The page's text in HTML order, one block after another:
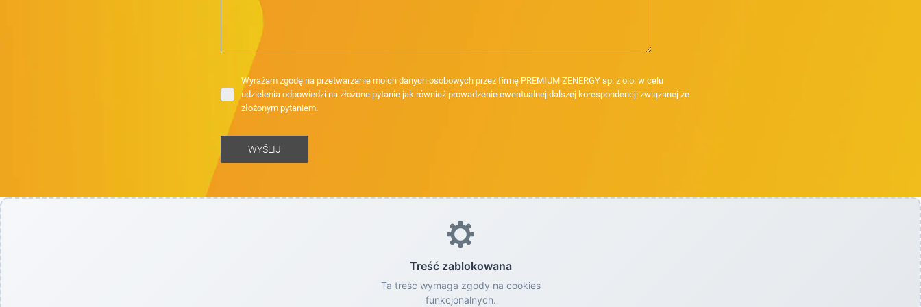
Wyrażam zgodę na przetwarzanie moich danych osobowych przez firmę PREMIUM ZENERGY sp. z o.o. w celu
udzielenia odpowiedzi na złożone pytanie jak również prowadzenie ewentualnej dalszej korespondencji związanej ze
złożonym pytaniem.
WYŚLIJ
Treść zablokowana
Ta treść wymaga zgody na cookies
funkcjonalnych.